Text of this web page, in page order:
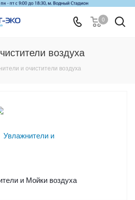
0
воздуха
и очистители воздуха
и Мойки воздуха